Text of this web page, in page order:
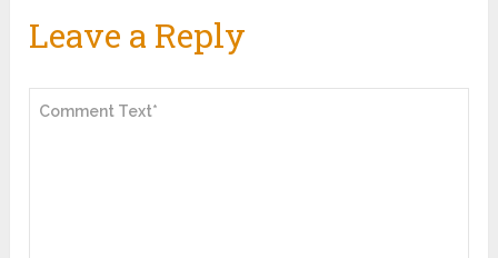
Leave a Reply